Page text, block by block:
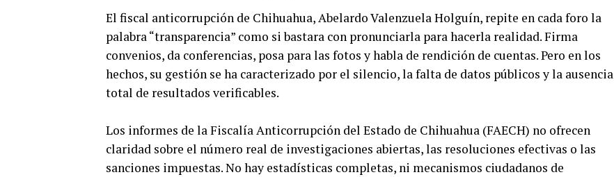
El fiscal anticorrupción de Chihuahua, Abelardo Valenzuela Holguín, repite en cada foro la
palabra “transparencia” como si bastara con pronunciarla para hacerla realidad. Firma
convenios, da conferencias, posa para las fotos y habla de rendición de cuentas. Pero en los
hechos, su gestión se ha caracterizado por el silencio, la falta de datos públicos y la ausencia
total de resultados verificables.
Los informes de la Fiscalía Anticorrupción del Estado de Chihuahua (FAECH) no ofrecen
claridad sobre el número real de investigaciones abiertas, las resoluciones efectivas o las
sanciones impuestas. No hay estadísticas completas, ni mecanismos ciudadanos de